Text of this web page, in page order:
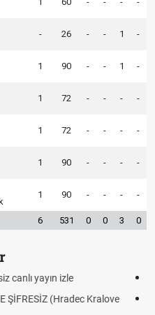
- 26 - - 1 -
1 90 - - 1 -
1 72 - - - -
1 72 - - - -
1 90 - - - -
1 90 - - - -
6 531 0 0 3 0
şifresiz izle canlı tv100 linki
tv100 izle, Hradec Kralove